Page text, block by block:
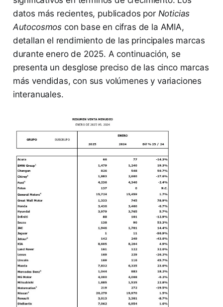
datos más recientes, publicados por Noticias
Autocosmos con base en cifras de la AMIA,
detallan el rendimiento de las principales marcas
durante enero de 2025. A continuación, se
presenta un desglose preciso de las cinco marcas
más vendidas, con sus volúmenes y variaciones
interanuales.